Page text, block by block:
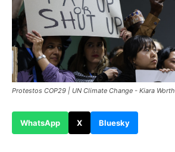
Protestos COP29 | UN Climate Change - Kiara Worth
WhatsApp X Bluesky